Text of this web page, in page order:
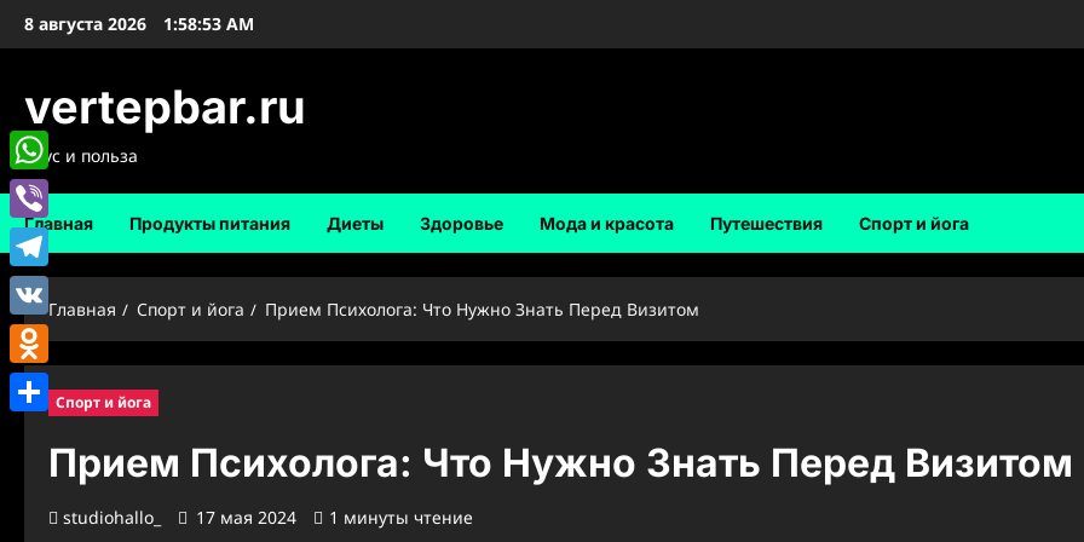
Перейти
8 августа 2026 1:58:54 AM
vertepbar.ru
Вкус и польза
Главная Продукты питания Диеты Здоровье Мода и красота Путешествия Спорт и йога
Главная Спорт и йога Прием Психолога: Что Нужно Знать Перед Визитом
Спорт и йога
Прием Психолога: Что Нужно Знать Перед Визитом
studiohallo_ 17 мая 2024 1 минуты чтение
WhatsApp
Viber
Telegram
VK
Odnoklassniki